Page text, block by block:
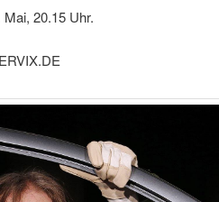
20.15 Uhr.